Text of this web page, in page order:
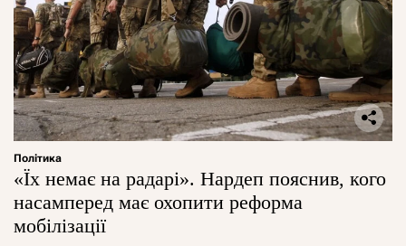
Політика
«Їх немає на радарі». Нардеп пояснив, кого
насамперед має охопити реформа
мобілізації